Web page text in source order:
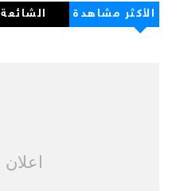
الأكثر مشاهدة الشائعة
اعلان